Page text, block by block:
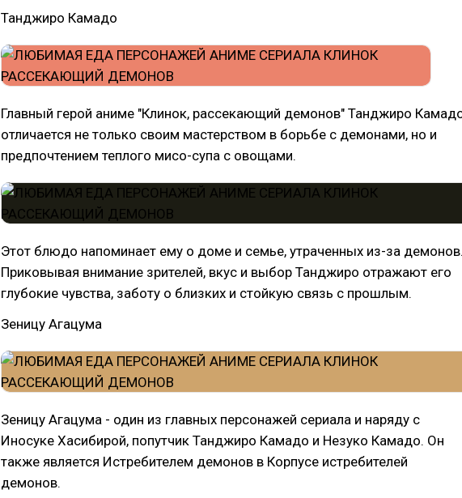
Танджиро Камадо
Главный герой аниме "Клинок, рассекающий демонов" Танджиро
отличается не только своим мастерством в борьбе с демонами, но и
предпочтением теплого мисо-супа с овощами.
Этот блюдо напоминает ему о доме и семье, утраченных из-за
Приковывая внимание зрителей, вкус и выбор Танджиро отражают его
глубокие чувства, заботу о близких и стойкую связь с прошлым.
Зеницу Агацума
Зеницу Агацума - один из главных персонажей сериала и наряду с
Иносуке Хасибирой, попутчик Танджиро Камадо и Незуко Камадо. Он
также является Истребителем демонов в Корпусе истребителей
демонов.